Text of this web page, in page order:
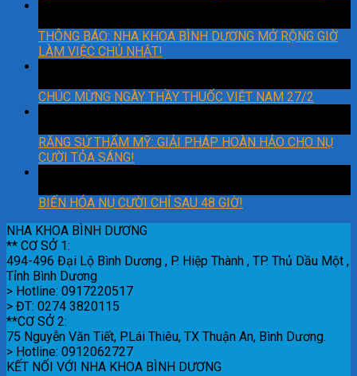
THÔNG BÁO: NHA KHOA BÌNH DƯƠNG MỞ RỘNG GIỜ
LÀM VIỆC CHỦ NHẬT!
CHÚC MỪNG NGÀY THẦY THUỐC VIỆT NAM 27/2
RĂNG SỨ THẨM MỸ: GIẢI PHÁP HOÀN HẢO CHO NỤ
CƯỜI TỎA SÁNG!
BIẾN HÓA NỤ CƯỜI CHỈ SAU 48 GIỜ!
NHA KHOA BÌNH DƯƠNG
** CƠ SỞ 1:
494-496 Đại Lộ Bình Dương , P. Hiệp Thành , TP. Thủ Dầu Một ,
Tỉnh Bình Dương
> Hotline: 0917220517
> ĐT: 0274 3820115
**CƠ SỞ 2:
75 Nguyễn Văn Tiết, P.Lái Thiêu, TX Thuận An, Bình Dương.
> Hotline: 0912062727
KẾT NỐI VỚI NHA KHOA BÌNH DƯƠNG